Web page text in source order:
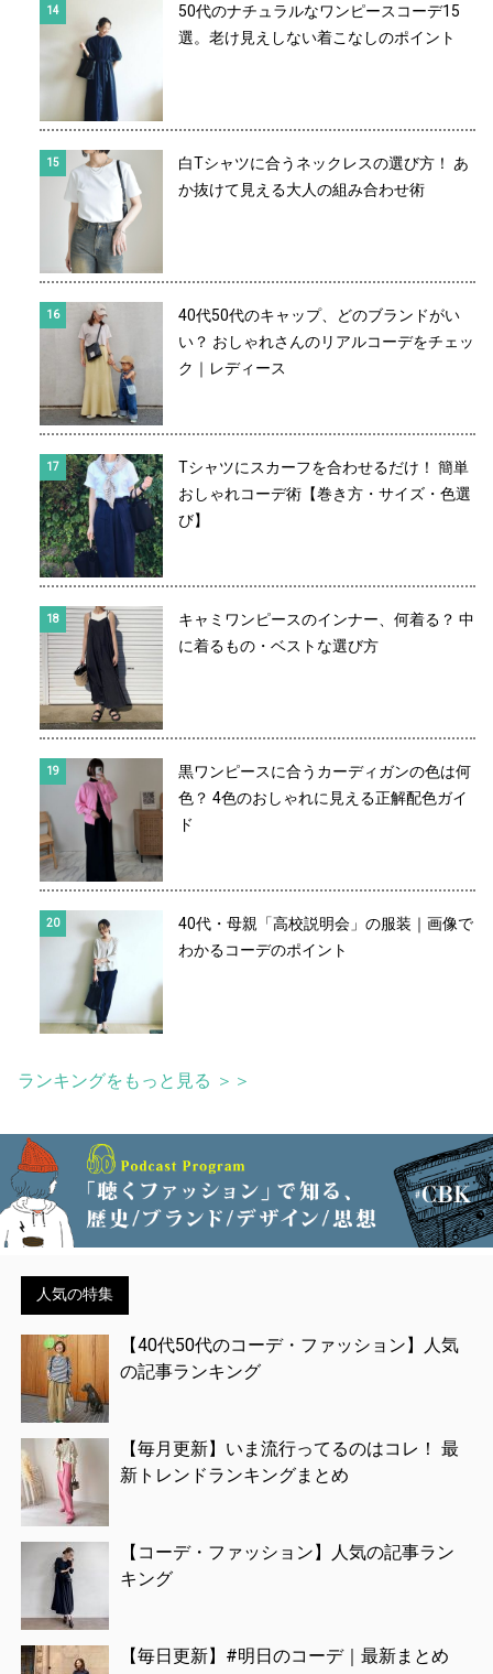
50代のナチュラルなワンピースコーデ15
選。老け見えしない着こなしのポイント
白Tシャツに合うネックレスの選び方！ あ
か抜けて見える大人の組み合わせ術
40代50代のキャップ、どのブランドがい
い？ おしゃれさんのリアルコーデをチェッ
ク｜レディース
Tシャツにスカーフを合わせるだけ！ 簡単
おしゃれコーデ術【巻き方・サイズ・色選
び】
キャミワンピースのインナー、何着る？ 中
に着るもの・ベストな選び方
黒ワンピースに合うカーディガンの色は何
色？ 4色のおしゃれに見える正解配色ガイ
ド
40代・母親「高校説明会」の服装｜画像で
わかるコーデのポイント
ランキングをもっと見る ＞＞
人気の特集
【40代50代のコーデ・ファッション】人気
の記事ランキング
【毎月更新】いま流行ってるのはコレ！ 最
新トレンドランキングまとめ
【コーデ・ファッション】人気の記事ラン
キング
【毎日更新】#明日のコーデ｜最新まとめ